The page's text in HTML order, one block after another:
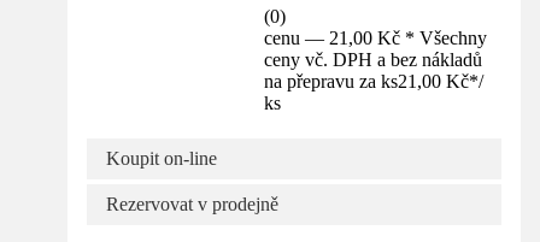
(0)
cenu — 21,00 Kč * Všechny
ceny vč. DPH a bez nákladů
na přepravu za ks21,00 Kč*/
ks
Koupit on-line
Rezervovat v prodejně